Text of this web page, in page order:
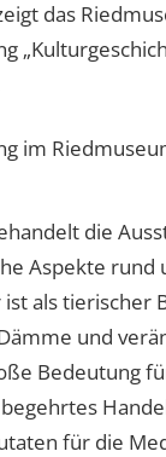
das
im
die
Aspekte rund
als tierischer
und
Bedeutung
für die